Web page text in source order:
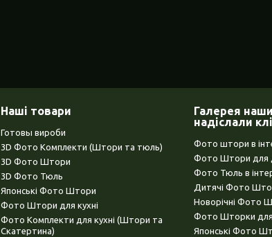
Наші товари
Готовы вироби
3D Фото Комплекти (Штори та тюль)
3D Фото Штори
3D Фото Тюль
Японські Фото Штори
Фото Штори для кухні
Фото Комплекти для кухні (Штори та
Скатертина)
Галерея
надіслали
Фото штори в
Фото Штори для
Фото Тюль в
Дитячі Фото
Новорічні Фото
Фото Шторки для
Японські Фото